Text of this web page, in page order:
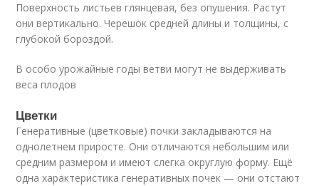
Поверхность листьев глянцевая, без опушения. Растут
они вертикально. Черешок средней длины и толщины, с
глубокой бороздой.
В особо урожайные годы ветви могут не выдерживать
веса плодов
Цветки
Генеративные (цветковые) почки закладываются на
однолетнем приросте. Они отличаются небольшим или
средним размером и имеют слегка округлую форму. Ещё
одна характеристика генеративных почек — они отстают